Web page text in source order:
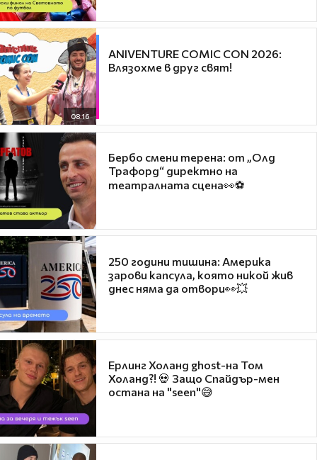
08:16
ANIVENTURE COMIC CON 2026:
Влязохме в друг свят!
Бербо смени терена: от „Олд
Трафорд“ директно на
театралната сцена👀⚽
250 години тишина: Америка
зарови капсула, която никой жив
днес няма да отвори👀💥
Ерлинг Холанд ghost-на Том
Холанд?! 💀 Защо Спайдър-мен
остана на "seen"😅